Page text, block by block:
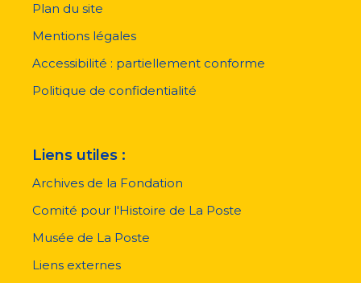
pied
page
Plan du site
Mentions légales
Accessibilité : partiellement conforme
Politique de confidentialité
Liens utiles :
Archives de la Fondation
Comité pour l'Histoire de La Poste
Musée de La Poste
Liens externes